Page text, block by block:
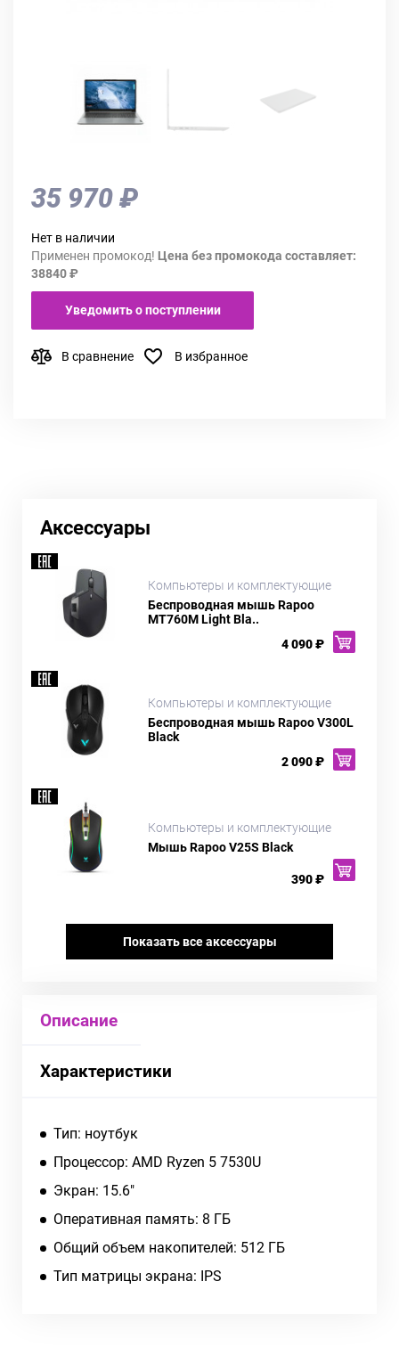
35 970 ₽
Нет в наличии
Применен промокод! Цена без промокода составляет:
38840 ₽
Уведомить о поступлении
В сравнение В избранное
Аксессуары
Компьютеры и комплектующие
Беспроводная мышь Rapoo
MT760M Light Bla..
4 090 ₽
Компьютеры и комплектующие
Беспроводная мышь Rapoo V300L
Black
2 090 ₽
Компьютеры и комплектующие
Мышь Rapoo V25S Black
390 ₽
Показать все аксессуары
Описание
Характеристики
Тип: ноутбук
Процессор: AMD Ryzen 5 7530U
Экран: 15.6"
Оперативная память: 8 ГБ
Общий объем накопителей: 512 ГБ
Тип матрицы экрана: IPS